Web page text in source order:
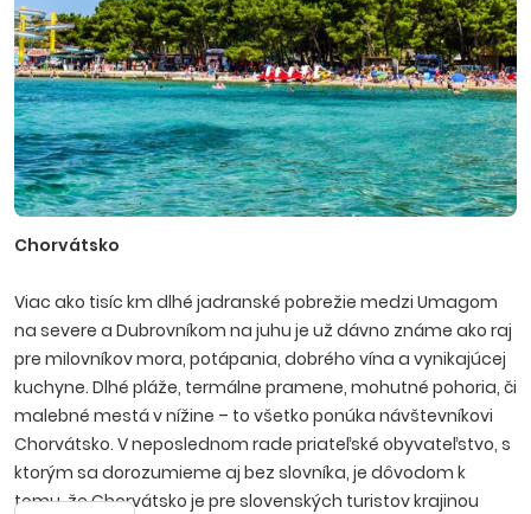
Chorvátsko
Viac ako tisíc km dlhé jadranské pobrežie medzi Umagom
na severe a Dubrovníkom na juhu je už dávno známe ako raj
pre milovníkov mora, potápania, dobrého vína a vynikajúcej
kuchyne. Dlhé pláže, termálne pramene, mohutné pohoria, či
malebné mestá v nížine – to všetko ponúka návštevníkovi
Chorvátsko. V neposlednom rade priateľské obyvateľstvo, s
ktorým sa dorozumieme aj bez slovníka, je dôvodom k
tomu, že Chorvátsko je pre slovenských turistov krajinou